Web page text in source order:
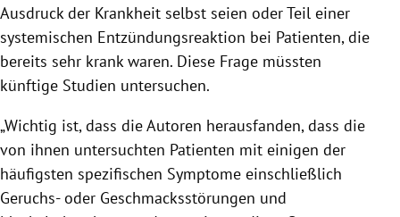
Ausdruck der Krankheit selbst seien oder Teil einer
systemischen Entzündungsreaktion bei Patienten, die
bereits sehr krank waren. Diese Frage müssten
künftige Studien untersuchen.
„Wichtig ist, dass die Autoren herausfanden, dass die
von ihnen untersuchten Patienten mit einigen der
häufigsten spezifischen Symptome einschließlich
Geruchs- oder Geschmacksstörungen und